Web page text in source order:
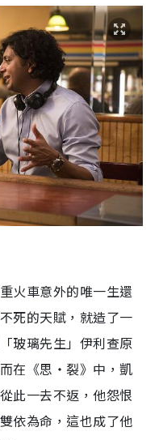
火車意外的唯一生還
死的天賦，就造了一
玻璃先生」伊利查原
在《思‧裂》中，凱
此一去不返，他怨恨
依為命，這也成了他